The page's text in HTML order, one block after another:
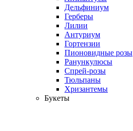
Дельфиниум
Герберы
Лилии
Антуриум
Гортензии
Пионовидные розы
Ранункулюсы
Спрей-розы
Тюльпаны
Хризантемы
Букеты